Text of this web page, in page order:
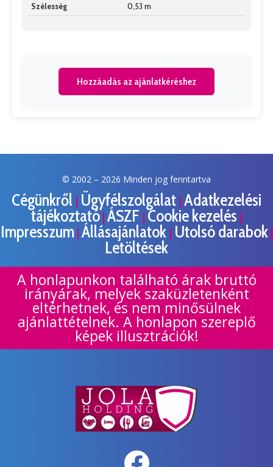
Szélesség
0,53 m
Hozzáadás az ajánlatkéréshez
© 2002 – 2026 Minden jog fenntartva
Cégünkről | Ügyfélszolgálat | Adatkezelési
tájékoztató | ÁSZF | Cookie kezelés |
Impresszum| Állásajánlatok | Utolsó darabok|
Letöltések
A honlapunkon található árak bruttó
irányárak, melyek szaküzletenként
eltérhetnek, és nem minősülnek
ajánlattételnek. A honlapon szereplő
képek illusztrációk!